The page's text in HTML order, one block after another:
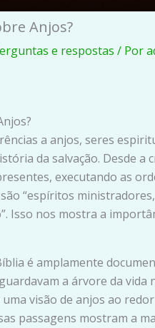
Anjos?
e respostas / Por
a anjos, seres
da salvação. Desde a
executando as
“espíritos
Isso nos mostra a
é amplamente
a árvore da vida
visão de anjos ao
passagens mostram a